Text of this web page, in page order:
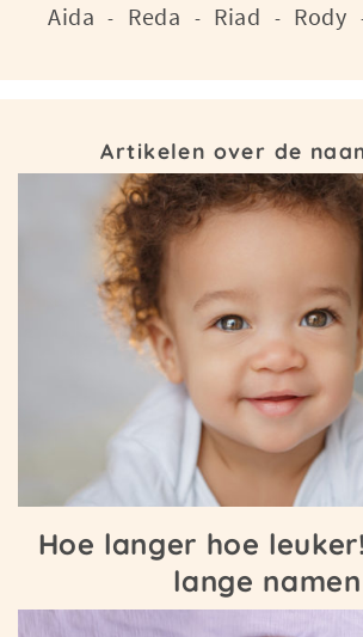
Aida - Reda - Riad - Rody
Artikelen over de
Hoe langer hoe
lange namen